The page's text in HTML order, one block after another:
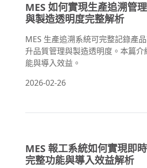
MES 如何實現生產追溯管
與製造透明度完整解析
MES 生產追溯系統可完整記錄產
升品質管理與製造透明度。本篇介
能與導入效益。
2026-02-26
MES 報工系統如何實現即
完整功能與導入效益解析